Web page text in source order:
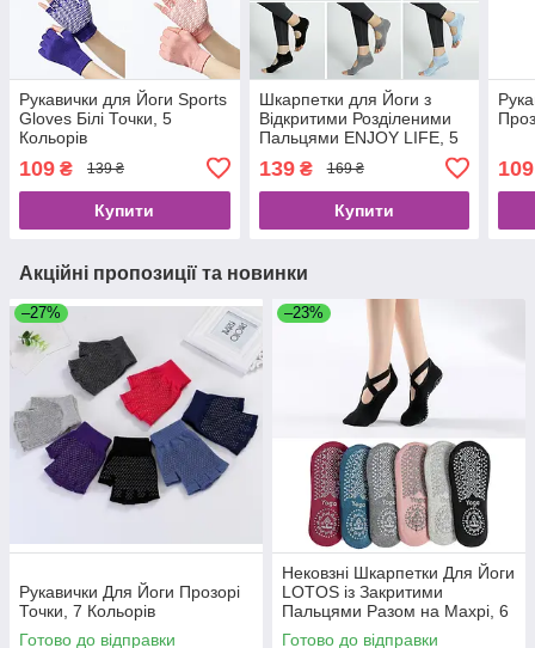
Рукавички для Йоги Sports
Gloves Білі Точки, 5
Кольорів
109 ₴ 139 ₴
Купити
Шкарпетки для Йоги з
Відкритими Розділеними
Пальцями ENJOY LIFE, 5
139₴ 169 ₴
Купити
109
Акційні пропозиції та новинки
–27%
Рукавички Для Йоги Прозорі
Точки, 7 Кольорів
Готово до відправки
–23%
Нековзні Шкарпетки Для Йоги
LOTOS із Закритими
Пальцями Разом на Махрі, 6
Кольорів
Готово до відправки